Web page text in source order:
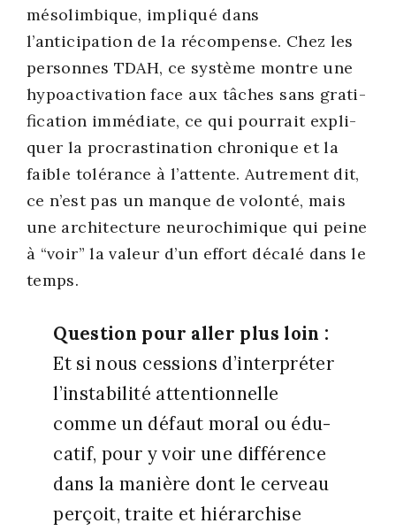
méso­lim­bique, impli­qué dans
l’anticipation de la récom­pense. Chez les
per­sonnes TDAH, ce sys­tème montre une
hypo­ac­ti­va­tion face aux tâches sans gra­ti­
fi­ca­tion immé­diate, ce qui pour­rait expli­
quer la pro­cras­ti­na­tion chro­nique et la
faible tolé­rance à l’attente. Autre­ment dit,
ce n’est pas un manque de volon­té, mais
une archi­tec­ture neu­ro­chi­mique qui peine
à “voir” la valeur d’un effort déca­lé dans le
temps.
Ques­tion pour aller plus loin :
Et si nous ces­sions d’interpréter
l’instabilité atten­tion­nelle
comme un défaut moral ou édu­
ca­tif, pour y voir une dif­fé­rence
dans la manière dont le cer­veau
per­çoit, traite et hié­rar­chise